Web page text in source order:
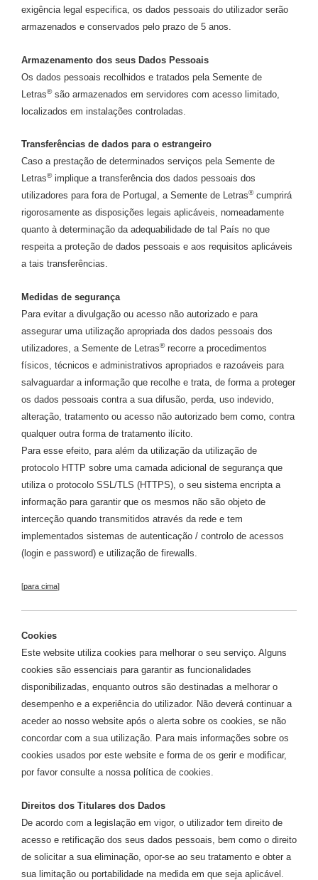
exigência legal especifica, os dados pessoais do utilizador serão
armazenados e conservados pelo prazo de 5 anos.
Armazenamento dos seus Dados Pessoais
Os dados pessoais recolhidos e tratados pela Semente de
Letras®são armazenados em servidores com acesso limitado,
localizados em instalações controladas.
Transferências de dados para o estrangeiro
Caso a prestação de determinados serviços pela Semente de
Letras®implique a transferência dos dados pessoais dos
utilizadores para fora de Portugal, a Semente de Letras®cumprirá
rigorosamente as disposições legais aplicáveis, nomeadamente
quanto à determinação da adequabilidade de tal País no que
respeita a proteção de dados pessoais e aos requisitos aplicáveis
a tais transferências.
Medidas de segurança
Para evitar a divulgação ou acesso não autorizado e para
assegurar uma utilização apropriada dos dados pessoais dos
utilizadores, a Semente de Letras®recorre a procedimentos
físicos, técnicos e administrativos apropriados e razoáveis para
salvaguardar a informação que recolhe e trata, de forma a proteger
os dados pessoais contra a sua difusão, perda, uso indevido,
alteração, tratamento ou acesso não autorizado bem como, contra
qualquer outra forma de tratamento ilícito.
Para esse efeito, para além da utilização da utilização de
protocolo HTTP sobre uma camada adicional de segurança que
utiliza o protocolo SSL/TLS (HTTPS), o seu sistema encripta a
informação para garantir que os mesmos não são objeto de
interceção quando transmitidos através da rede e tem
implementados sistemas de autenticação / controlo de acessos
(login e password) e utilização de firewalls.
[para cima]
Cookies
Este website utiliza cookies para melhorar o seu serviço. Alguns
cookies são essenciais para garantir as funcionalidades
disponibilizadas, enquanto outros são destinadas a melhorar o
desempenho e a experiência do utilizador. Não deverá continuar a
aceder ao nosso website após o alerta sobre os cookies, se não
concordar com a sua utilização. Para mais informações sobre os
cookies usados por este website e forma de os gerir e modificar,
por favor consulte a nossa política de cookies.
Direitos dos Titulares dos Dados
De acordo com a legislação em vigor, o utilizador tem direito de
acesso e retificação dos seus dados pessoais, bem como o direito
de solicitar a sua eliminação, opor-se ao seu tratamento e obter a
sua limitação ou portabilidade na medida em que seja aplicável.